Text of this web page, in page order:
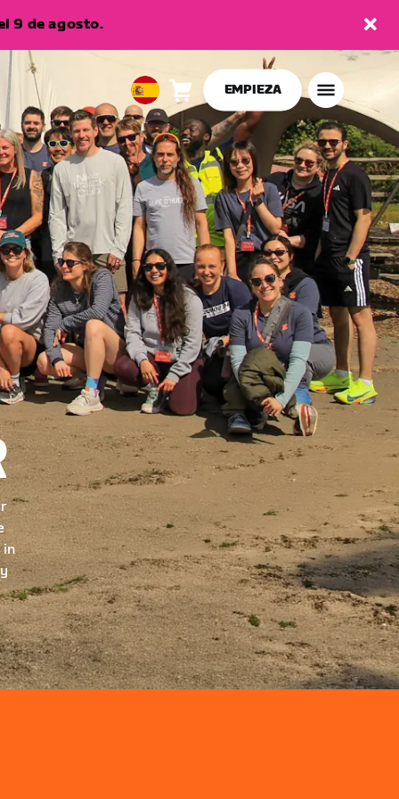
9 de agosto.
European
Union
Español
Carro
0
artículos
EMPIEZA
in